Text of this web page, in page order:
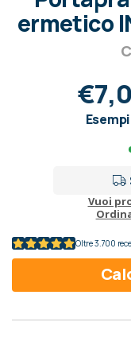
ermetico
Vuoi
Oltre 3.700